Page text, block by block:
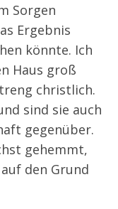
Sorgen
Ergebnis
könnte. Ich
Haus groß
christlich.
sind sie auch
gegenüber.
gehemmt,
den Grund